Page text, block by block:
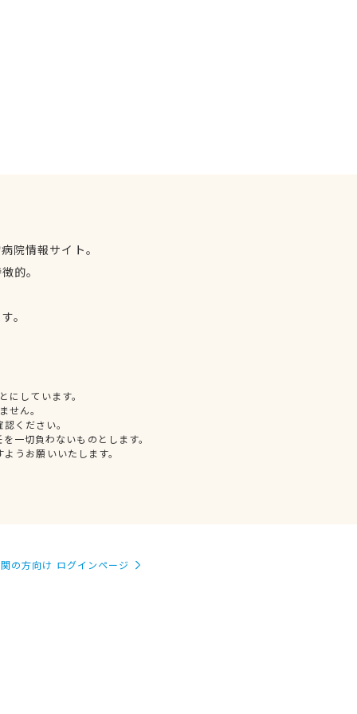
院情報サイト。
的。
。
しています。
せん。
ください。
一切負わないものとします。
うお願いいたします。
の方向け ログインページ